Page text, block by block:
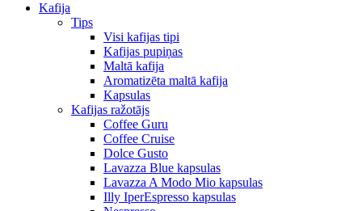
Kafija
Tips
Visi kafijas tipi
Kafijas pupiņas
Maltā kafija
Aromatizēta maltā kafija
Kapsulas
Kafijas ražotājs
Coffee Guru
Coffee Cruise
Dolce Gusto
Lavazza Blue kapsulas
Lavazza A Modo Mio kapsulas
Illy IperEspresso kapsulas